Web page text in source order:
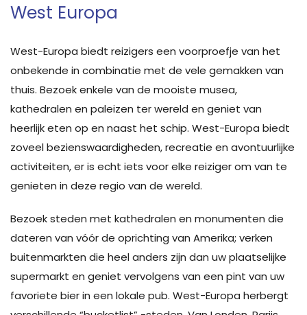
West Europa
West-Europa biedt reizigers een voorproefje van het
onbekende in combinatie met de vele gemakken van
thuis. Bezoek enkele van de mooiste musea,
kathedralen en paleizen ter wereld en geniet van
heerlijk eten op en naast het schip. West-Europa biedt
zoveel bezienswaardigheden, recreatie en avontuurlijke
activiteiten, er is echt iets voor elke reiziger om van te
genieten in deze regio van de wereld.
Bezoek steden met kathedralen en monumenten die
dateren van vóór de oprichting van Amerika; verken
buitenmarkten die heel anders zijn dan uw plaatselijke
supermarkt en geniet vervolgens van een pint van uw
favoriete bier in een lokale pub. West-Europa herbergt